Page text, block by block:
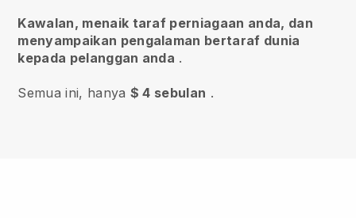
Kawalan, menaik taraf perniagaan anda, dan
menyampaikan pengalaman bertaraf dunia
kepada pelanggan anda .
Semua ini, hanya $ 4 sebulan .